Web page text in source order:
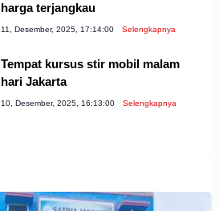
harga terjangkau
11, Desember, 2025, 17:14:00 Selengkapnya
Tempat kursus stir mobil malam
hari Jakarta
10, Desember, 2025, 16:13:00 Selengkapnya